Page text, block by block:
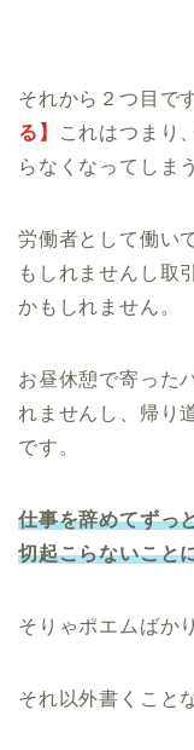
それから２つ目で
る】
これはつまり
らなくなってしま
労働者として働い
もしれませんし取
かもしれません。
お昼休憩で寄った
れませんし、帰り
です。
仕事を辞めてずっ
切起こらないこと
そりゃポエムばか
それ以外書くこと